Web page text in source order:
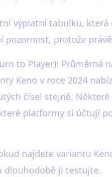
výplatní tabulku,
protože
to Player):
Keno v roce 2024
čísel stejně.
platformy si účtují
najdete variantu
dlouhodobě ji testujte.